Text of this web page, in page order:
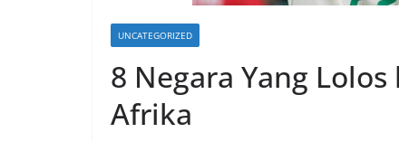
UNCATEGORIZED
8 Negara Yang
Afrika